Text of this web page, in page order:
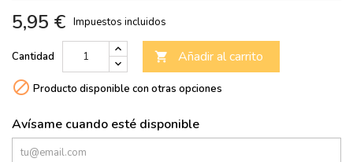
5,95 € Impuestos incluidos
Cantidad  Añadir al carrito
 Producto disponible con otras opciones
Avísame cuando esté disponible